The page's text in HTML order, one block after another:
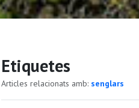
Etiquetes
Articles relacionats amb: senglars